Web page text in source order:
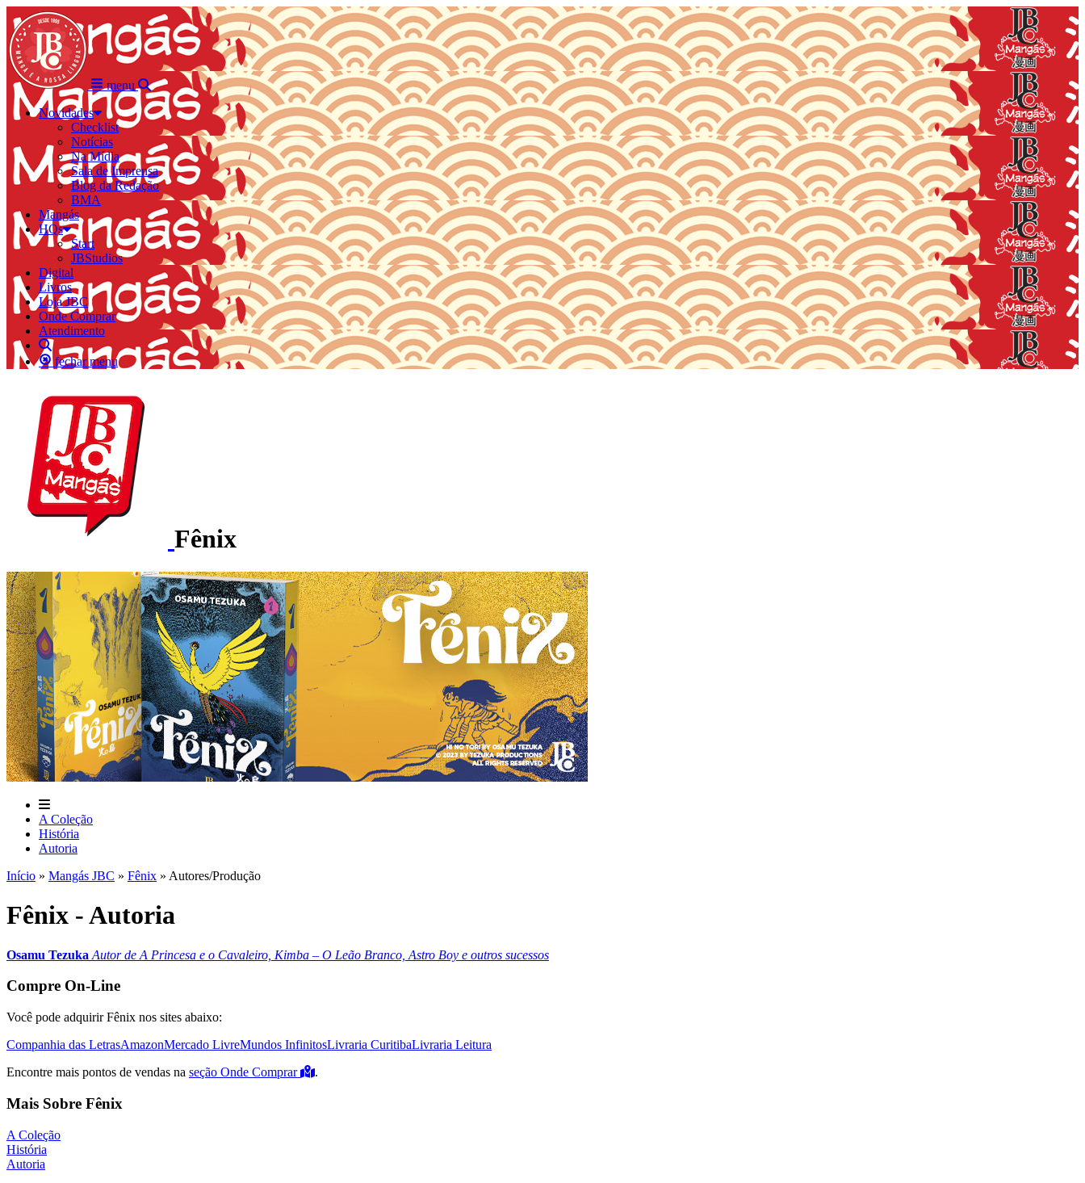
menu
Novidades
Checklist
Notícias
Na Mídia
Sala de Imprensa
Blog da Redação
BMA
Mangás
HQs
Start
JBStudios
Digital
Livros
Loja JBC
Onde Comprar
Atendimento
fechar menu
Fênix
A Coleção
História
Autoria
Início » Mangás JBC » Fênix » Autores/Produção
Fênix - Autoria
Osamu Tezuka Autor de A Princesa e o Cavaleiro, Kimba – O Leão Branco, Astro Boy e outros sucessos
Compre On-Line
Você pode adquirir Fênix nos sites abaixo:
Companhia das LetrasAmazonMercado LivreMundos InfinitosLivraria CuritibaLivraria Leitura
Encontre mais pontos de vendas na seção Onde Comprar .
Mais Sobre Fênix
A Coleção
História
Autoria